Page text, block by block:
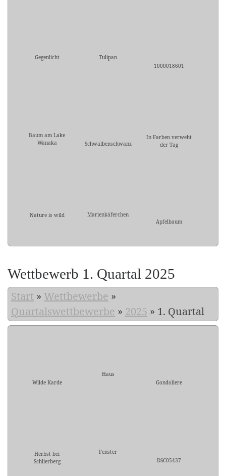
Gegenlicht
Tulipan
1000018601
Baum am Lake
Wanaka
Schwalbenschwanz
In Farben verweht
der Tag
Nature is wild
Marienkäferchen
Apfelbaum
Wettbewerb 1. Quartal 2025
Start » Wettbewerbe »
Quartalswettbewerbe » 2025 » 1. Quartal
Wilde Karde
Haus
Gondoliere
Herbst bei
Schlierberg
Fenster
DSC05437